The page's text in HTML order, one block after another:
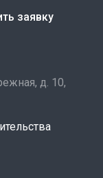
заявку
д. 10,